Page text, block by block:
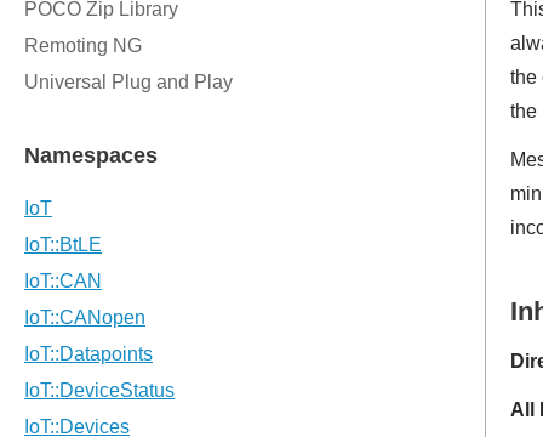
the
the
All